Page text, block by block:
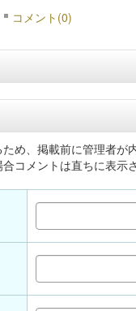
コメント(0)
め、掲載前に管理者が
コメントは直ちに表